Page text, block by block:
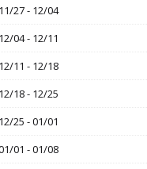
11/27 - 12/04
12/04 - 12/11
12/11 - 12/18
12/18 - 12/25
12/25 - 01/01
01 - 01/08